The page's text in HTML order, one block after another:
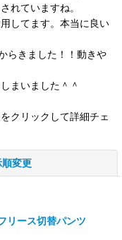
れていますね。
してます。本当に良い
らきました！！動きや
まいました＾＾
クリックして詳細チェ
変更
リース切替パンツ